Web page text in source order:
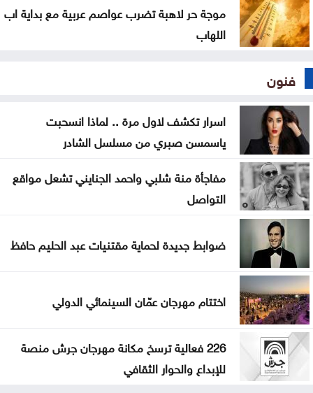
موجة حر لاهبة تضرب عواصم عربية مع بداية اب
اللهاب
فنون
اسرار تكشف لاول مرة .. لماذا انسحبت
ياسمسن صبري من مسلسل الشادر
مفاجأة منة شلبي واحمد الجنايني تشعل مواقع
التواصل
ضوابط جديدة لحماية مقتنيات عبد الحليم حافظ
اختتام مهرجان عمّان السينمائي الدولي
226 فعالية ترسخ مكانة مهرجان جرش منصة
للإبداع والحوار الثقافي